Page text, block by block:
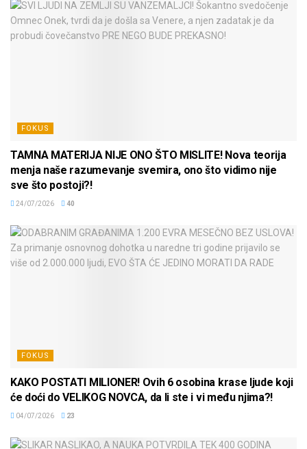
FOKUS
TAMNA MATERIJA NIJE ONO ŠTO MISLITE! Nova teorija
menja naše razumevanje svemira, ono što vidimo nije
sve što postoji?!
24/07/2026 40
FOKUS
KAKO POSTATI MILIONER! Ovih 6 osobina krase ljude koji
će doći do VELIKOG NOVCA, da li ste i vi među njima?!
04/07/2026 23